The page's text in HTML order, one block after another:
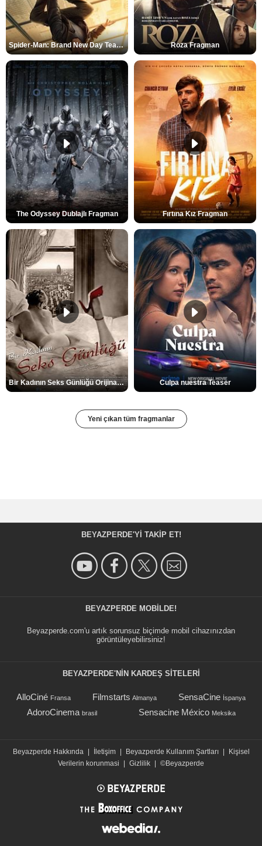
Spider-Man: Brand New Day Teaser Roza Fragman
The Odyssey Dublajlı Fragman Fırtına Kız Fragman
Bir Kadının Seks Günlüğü Orijinal Fragman Culpa nuestra Teaser
Yeni çıkan tüm fragmanlar
BEYAZPERDE'YI TAKIP ET!
BEYAZPERDE MOBILDE!
Beyazperde.com'u artık sorunsuz biçimde mobil cihazınızdan
görüntüleyebilirsiniz!
BEYAZPERDE'NIN KARDEŞ SİTELERİ
AlloCiné Fransa Filmstarts Almanya SensaCine İspanya
AdoroCinema brasil Sensacine México Meksika
Beyazperde Hakkında İletişim Beyazperde Kullanım Şartları
Kişisel
Verilerin korunmasi
Gizlilik ©Beyazperde